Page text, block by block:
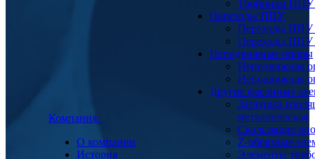
Компания
О компании
История
Тройники
Переходы ППУ
Переходы
Переходы
Неподвижные опоры
Неподвижная
Неподвижная
Другие фасонные
Заглушка
металлическая
Скользящие
Z-образные
Элементы